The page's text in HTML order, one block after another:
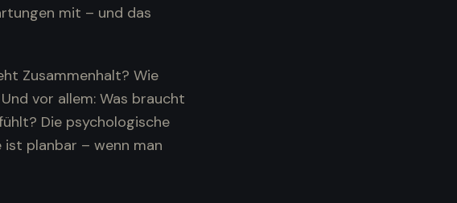
mit – und das
Zusammenhalt? Wie
vor allem: Was braucht
Die psychologische
planbar – wenn man